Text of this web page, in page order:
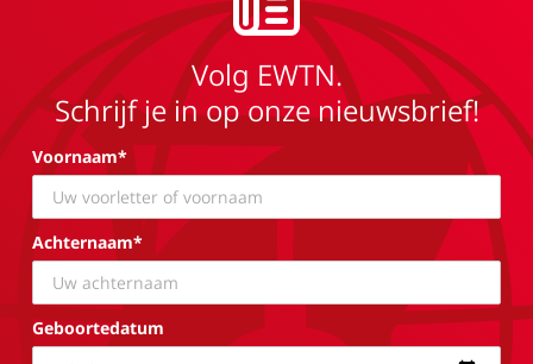
Volg EWTN.
Schrijf je in op onze nieuwsbrief!
Voornaam*
Achternaam*
Geboortedatum